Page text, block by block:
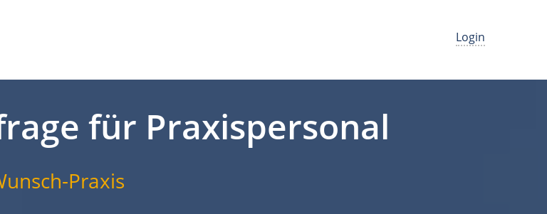
Login
für Praxispersonal
Praxis